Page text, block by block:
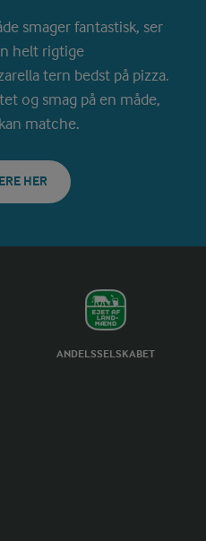
smager fantastisk, ser
helt rigtige
tern bedst på pizza.
og smag på en måde,
matche.
HER
ANDELSSELSKABET